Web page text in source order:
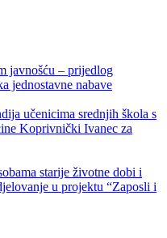
javnošću – prijedlog
jednostavne nabave
učenicima srednjih škola s
Koprivnički Ivanec za
starije životne dobi i
u projektu “Zaposli i